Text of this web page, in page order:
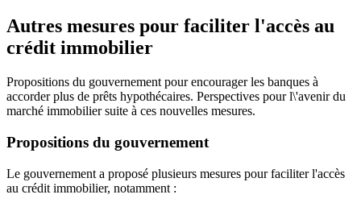
Autres mesures pour faciliter l'accès au
crédit immobilier
Propositions du gouvernement pour encourager les banques à
accorder plus de prêts hypothécaires. Perspectives pour l\'avenir du
marché immobilier suite à ces nouvelles mesures.
Propositions du gouvernement
Le gouvernement a proposé plusieurs mesures pour faciliter l'accès
au crédit immobilier, notamment :